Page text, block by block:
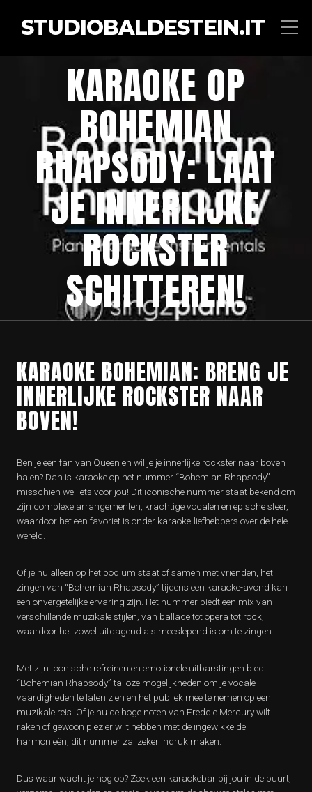
STUDIOBALDESTEIN.IT
KARAOKE OP
BOHEMIAN
RHAPSODY: LAAT
JE INNERLIJKE
ROCKSTER
SCHITTEREN!
KARAOKE BOHEMIAN: BRENG JE
INNERLIJKE ROCKSTER NAAR
BOVEN!
Ben je een fan van Queen en wil je je innerlijke rockster naar boven
halen? Dan is karaoke op het nummer “Bohemian Rhapsody”
misschien wel iets voor jou! Dit iconische nummer staat bekend om
zijn complexe arrangementen, krachtige vocalen en epische sfeer,
waardoor het een favoriet is onder karaoke-liefhebbers over de hele
wereld.
Of je nu alleen op het podium staat of samen met vrienden, het
zingen van “Bohemian Rhapsody” tijdens een karaoke-avond kan
een onvergetelijke ervaring zijn. Het nummer biedt een mix van
verschillende muzikale stijlen, van ballade tot opera tot rock,
waardoor het zowel uitdagend als meeslepend is om te zingen.
Met zijn iconische refreinen en emotionele uitbarstingen biedt
“Bohemian Rhapsody” talloze mogelijkheden om je vocale
vaardigheden te laten zien en het publiek mee te nemen op een
muzikale reis. Of je nu de hoge noten van Freddie Mercury wilt
raken of gewoon plezier wilt hebben met de ingewikkelde
harmonieën, dit nummer zal zeker indruk maken.
Dus waar wacht je nog op? Zoek een karaokebar bij jou in de buurt,